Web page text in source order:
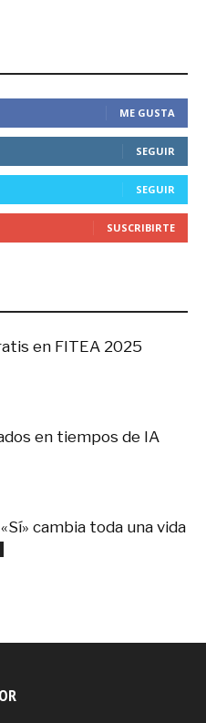
ME GUSTA
SEGUIR
SEGUIR
SUSCRIBIRTE
en FITEA 2025
en tiempos de IA
cambia toda una vida